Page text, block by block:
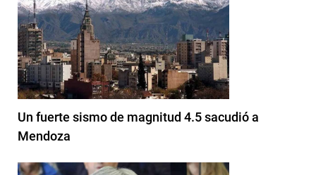
Un fuerte sismo de magnitud 4.5 sacudió a
Mendoza